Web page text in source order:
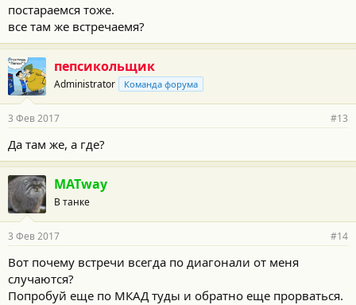
постараемся тоже.
все там же встречаемя?
пепсикольщик
Administrator Команда форума
3 Фев 2017 #13
Да там же, а где?
MATway
В танке
3 Фев 2017 #14
Вот почему встречи всегда по диагонали от меня
случаются?
Попробуй еще по МКАД туды и обратно еще прорваться.